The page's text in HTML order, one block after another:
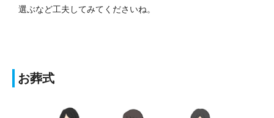
選ぶなど工夫してみてくださいね。
お葬式